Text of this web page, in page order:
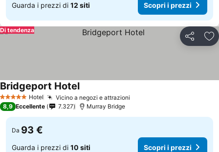
Guarda i prezzi di 12 siti Scopri i prezzi
Condividi
Di tendenza
5 Stelle Hotel Vicino a negozi e attrazioni
Bridgeport Hotel
8,9 Eccellente 7.327 Murray Bridge
Da 93 €
Guarda i prezzi di 10 siti Scopri i prezzi